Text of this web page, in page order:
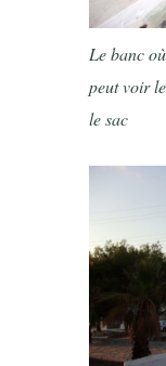
Le banc
peut voir
le sac